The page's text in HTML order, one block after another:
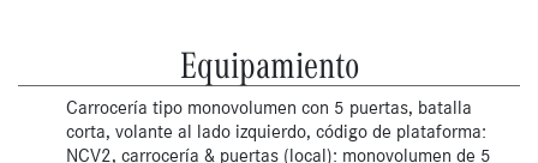
Equipamiento
Carrocería tipo monovolumen con 5 puertas, batalla
corta, volante al lado izquierdo, código de plataforma:
NCV2, carrocería & puertas (local): monovolumen de 5